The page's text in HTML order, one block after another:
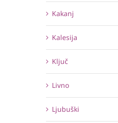
Kakanj
Kalesija
Ključ
Livno
Ljubuški